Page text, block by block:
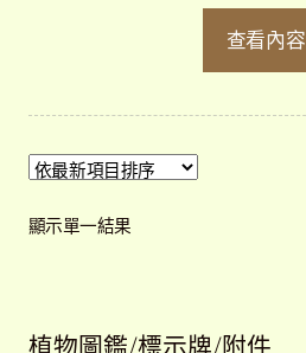
查看內容
顯示單一結果
植物圖鑑/標示牌/附件